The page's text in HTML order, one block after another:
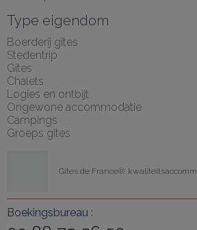
Type eigendom
Boerderij gîtes
Stedentrip
Gîtes
Chalets
Logies en ontbijt
Ongewone accommodatie
Campings
Groeps gîtes
Gîtes de France®:
Boekingsbureau :